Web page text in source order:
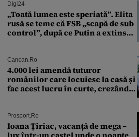
Digi24
„Toată lumea este speriată”. Elita
rusă se teme că FSB „scapă de sub
control”, după ce Putin a extins
Cancan.ro
4.000 lei amendă tuturor
românilor care locuiesc la casă și
fac acest lucru în curte, crezând
Prosport.ro
Ioana Țiriac, vacanță de mega –